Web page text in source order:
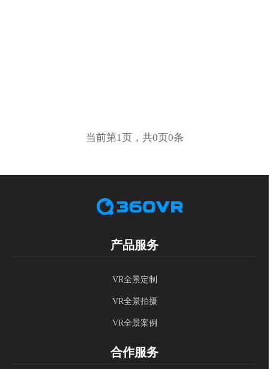
当前第1页，共0页0条
产品服务
VR全景定制
VR全景拍摄
VR全景案例
合作服务